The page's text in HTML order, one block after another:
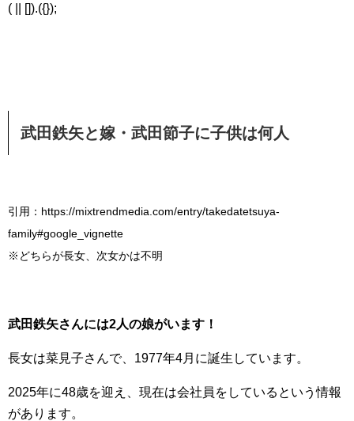
( || []).({});
武田鉄矢と嫁・武田節子に子供は何人
引用：https://mixtrendmedia.com/entry/takedatetsuya-
family#google_vignette
※どちらが長女、次女かは不明
武田鉄矢さんには2人の娘がいます！
長女は菜見子さんで、1977年4月に誕生しています。
2025年に48歳を迎え、現在は会社員をしているという情報
があります。